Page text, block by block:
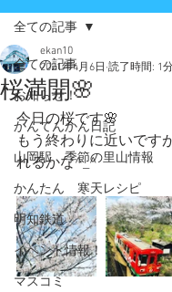
全ての記事
お知らせ！
かんてんかん日記
山岡駅 季節の里山情報
かんたん 寒天レシピ
明知鉄道
イベント情報！
マスコミ
全ての記事
桜満開🌸
ekan10
2021年4月6日 読了時間: 1
今日の桜です🌸
もう終わりに近いです
れるかな^_^